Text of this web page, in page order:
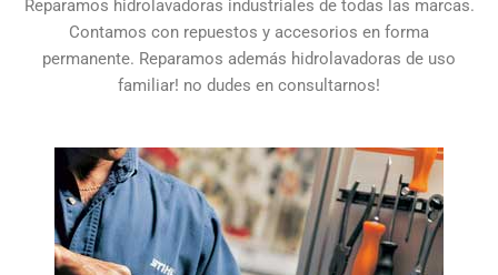
Reparamos hidrolavadoras industriales de todas las marcas.
Contamos con repuestos y accesorios en forma
permanente. Reparamos además hidrolavadoras de uso